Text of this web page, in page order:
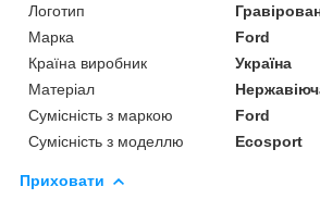
Логотип
Марка
Ford
Країна виробник
Україна
Матеріал
Сумісність з маркою
Ford
Сумісність з моделлю
Ecosport
Приховати